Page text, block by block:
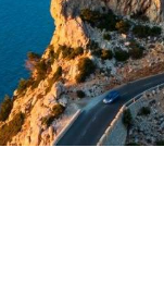
Configurar